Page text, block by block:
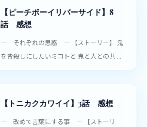
【ピーチボーイリバーサイド】8
話 感想
－ それぞれの思惑 － 【ストーリー】 鬼
を皆殺しにしたいミコトと 鬼と人との共 ...
【トニカクカワイイ】3話 感想
－ 改めて言葉にする事 － 【ストーリ